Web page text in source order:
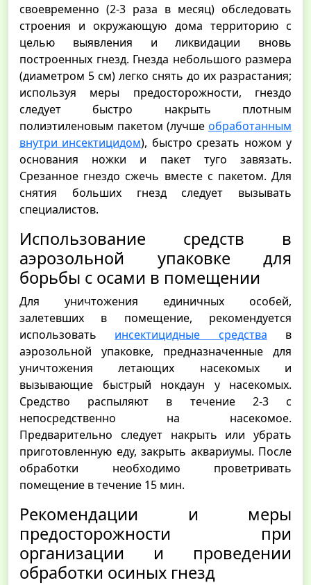
своевременно (2-3 раза в месяц) обследовать
строения и окружающую дома территорию с
целью выявления и ликвидации вновь
построенных гнезд. Гнезда небольшого размера
(диаметром 5 см) легко снять до их разрастания;
используя меры предосторожности, гнездо
следует быстро накрыть плотным
полиэтиленовым пакетом (лучше обработанным
внутри инсектицидом), быстро срезать ножом у
основания ножки и пакет туго завязать.
Срезанное гнездо сжечь вместе с пакетом. Для
снятия больших гнезд следует вызывать
специалистов.
Использование средств в
аэрозольной упаковке для
борьбы с осами в помещении
Для уничтожения единичных особей,
залетевших в помещение, рекомендуется
использовать инсектицидные средства в
аэрозольной упаковке, предназначенные для
уничтожения летающих насекомых и
вызывающие быстрый нокдаун у насекомых.
Средство распыляют в течение 2-3 с
непосредственно на насекомое.
Предварительно следует накрыть или убрать
приготовленную еду, закрыть аквариумы. После
обработки необходимо проветривать
помещение в течение 15 мин.
Рекомендации и меры
предосторожности при
организации и проведении
обработки осиных гнезд